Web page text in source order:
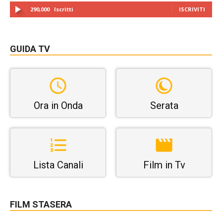
290,000 Iscritti ISCRIVITI
GUIDA TV
Ora in Onda Serata
Lista Canali Film in Tv
FILM STASERA